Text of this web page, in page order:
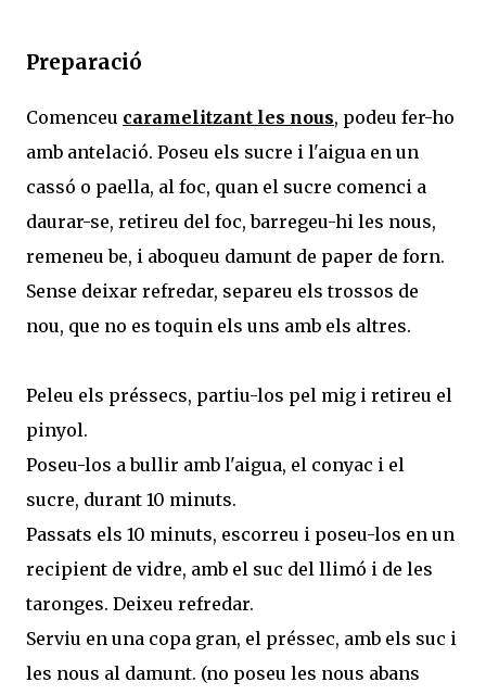
Preparació
Comenceu caramelitzant les nous, podeu fer-ho
amb antelació. Poseu els sucre i l'aigua en un
cassó o paella, al foc, quan el sucre comenci a
daurar-se, retireu del foc, barregeu-hi les nous,
remeneu be, i aboqueu damunt de paper de forn.
Sense deixar refredar, separeu els trossos de
nou, que no es toquin els uns amb els altres.
Peleu els préssecs, partiu-los pel mig i retireu el
pinyol.
Poseu-los a bullir amb l'aigua, el conyac i el
sucre, durant 10 minuts.
Passats els 10 minuts, escorreu i poseu-los en un
recipient de vidre, amb el suc del llimó i de les
taronges. Deixeu refredar.
Serviu en una copa gran, el préssec, amb els suc i
les nous al damunt. (no poseu les nous abans